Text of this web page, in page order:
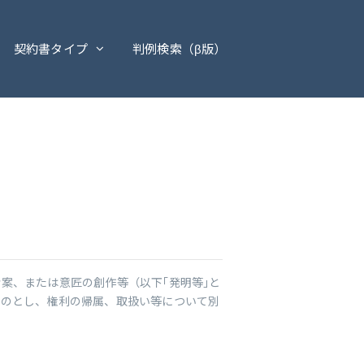
契約書タイプ 判例検索（β版）
、または意匠の創作等（以下｢発明等｣と
とし、権利の帰属、取扱い等について別